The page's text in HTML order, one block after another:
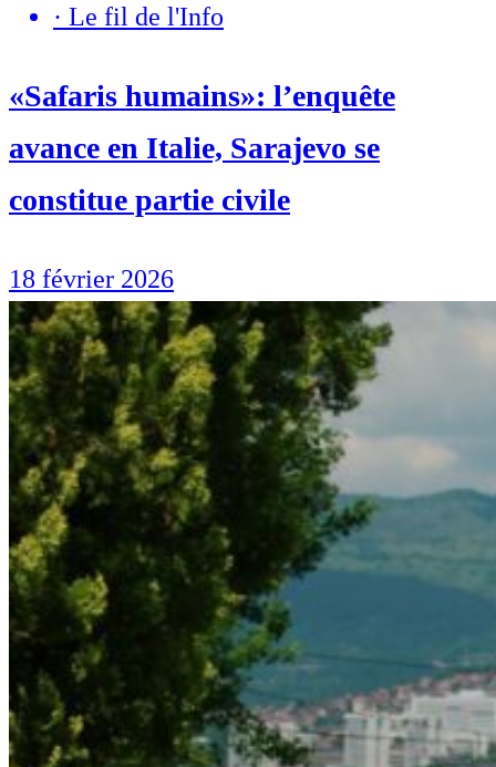
· Le fil de l'Info
«Safaris humains»: l’enquête
avance en Italie, Sarajevo se
constitue partie civile
18 février 2026